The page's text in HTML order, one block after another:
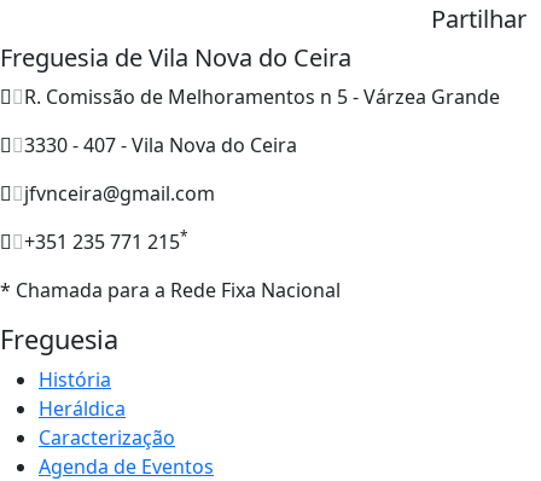
Partilhar
Freguesia de Vila Nova do Ceira
R. Comissão de Melhoramentos n 5 - Várzea Grande
3330 - 407 - Vila Nova do Ceira
jfvnceira@gmail.com
+351 235 771 215*
* Chamada para a Rede Fixa Nacional
Freguesia
História
Heráldica
Caracterização
Agenda de Eventos